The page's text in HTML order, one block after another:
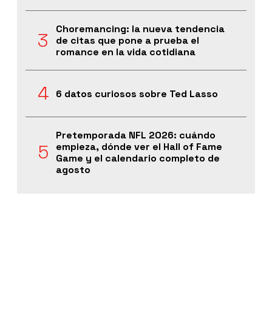
Choremancing: la nueva tendencia
de citas que pone a prueba el
romance en la vida cotidiana
6 datos curiosos sobre Ted Lasso
Pretemporada NFL 2026: cuándo
empieza, dónde ver el Hall of Fame
Game y el calendario completo de
agosto